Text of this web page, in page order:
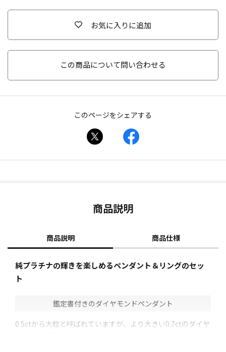
お気に入りに追加
この商品について問い合わせる
このページをシェアする
商品説明
商品説明 商品仕様
純プラチナの輝きを楽しめるペンダント＆リングのセッ
ト
鑑定書付きのダイヤモンドペンダント
0.5ctから大粒と呼ばれていますが、より大きい0.7ctのダイヤ